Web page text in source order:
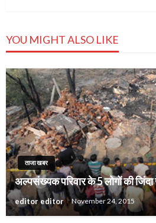
YOU MIGHT ALSO LIKE
ताजा खबर
अल्पसंख्यक परिवार के 5 लोगों की
editor editor November 24, 2015